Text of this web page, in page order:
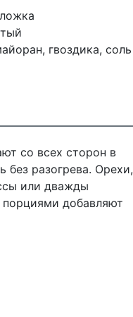
гвоздика, соль
со всех сторон в
без разогрева. Орехи,
или дважды
добавляют